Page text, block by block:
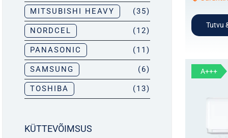
MITSUBISHI HEAVY (35)
NORDCEL (12)
PANASONIC (11)
SAMSUNG (6)
TOSHIBA (13)
KÜTTEVÕIMSUS
Tutvu
A+++